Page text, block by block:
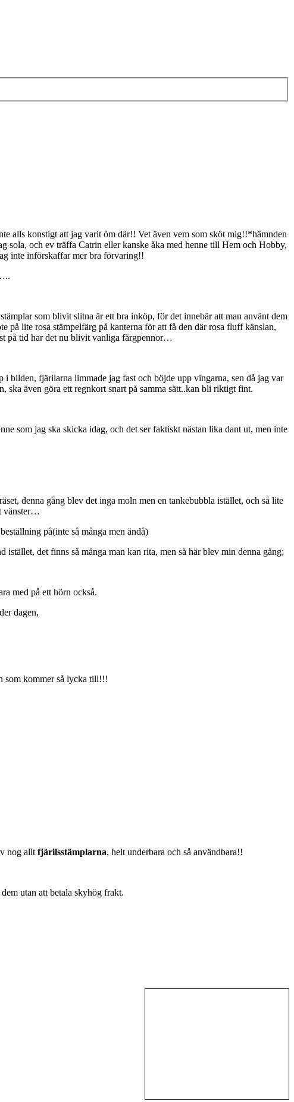
alls konstigt att jag varit öm där!! Vet även vem som sköt mig!!*hämnden
sola, och ev träffa Catrin eller kanske åka med henne till Hem och Hobby,
inte införskaffar mer bra förvaring!!
som blivit slitna är ett bra inköp, för det innebär att man använt dem
lite rosa stämpelfärg på kanterna för att få den där rosa fluff känslan,
på tid har det nu blivit vanliga färgpennor…
i bilden, fjärilarna limmade jag fast och böjde upp vingarna, sen då jag var
ska även göra ett regnkort snart på samma sätt..kan bli riktigt fint.
som jag ska skicka idag, och det ser faktiskt nästan lika dant ut, men inte
denna gång blev det inga moln men en tankebubbla istället, och så lite
vänster…
på(inte så många men ändå)
det finns så många man kan rita, men så här blev min denna gång;
med på ett hörn också.
dagen,
som kommer så lycka till!!!
nog allt fjärilsstämplarna, helt underbara och så användbara!!
utan att betala skyhög frakt.